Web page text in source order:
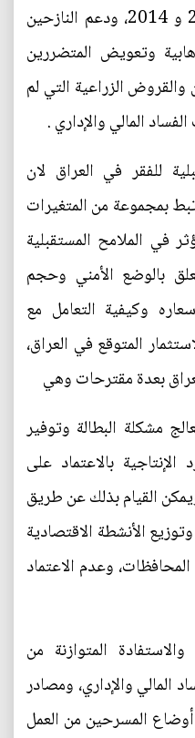
دراستهم طبقت للأعوام 2013 و 2014، ودعم النازحين
وتعويض المتضررين
الزراعية التي لم
المالي والإداري .
للفقر في العراق لان
بمجموعة من المتغيرات
في الملامح المستقبلية
بالوضع الأمني وحجم
وكيفية التعامل مع
المتوقع في العراق،
بعدة مقترحات وهي
مشكلة البطالة وتوفير
بالاعتماد على
القيام بذلك عن طريق
الأنشطة الاقتصادية
وعدم الاعتماد
المتوازنة من
المالي والإداري، ومصادر
المسرحين من العمل